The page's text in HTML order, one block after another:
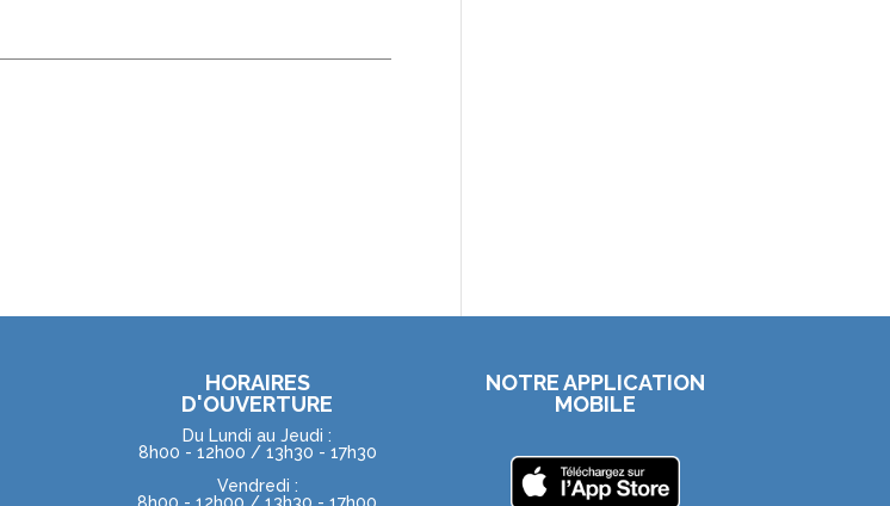
HORAIRES
D'OUVERTURE
Du Lundi au Jeudi :
8h00 - 12h00 / 13h30 - 17h30
Vendredi :
NOTRE APPLICATION
MOBILE